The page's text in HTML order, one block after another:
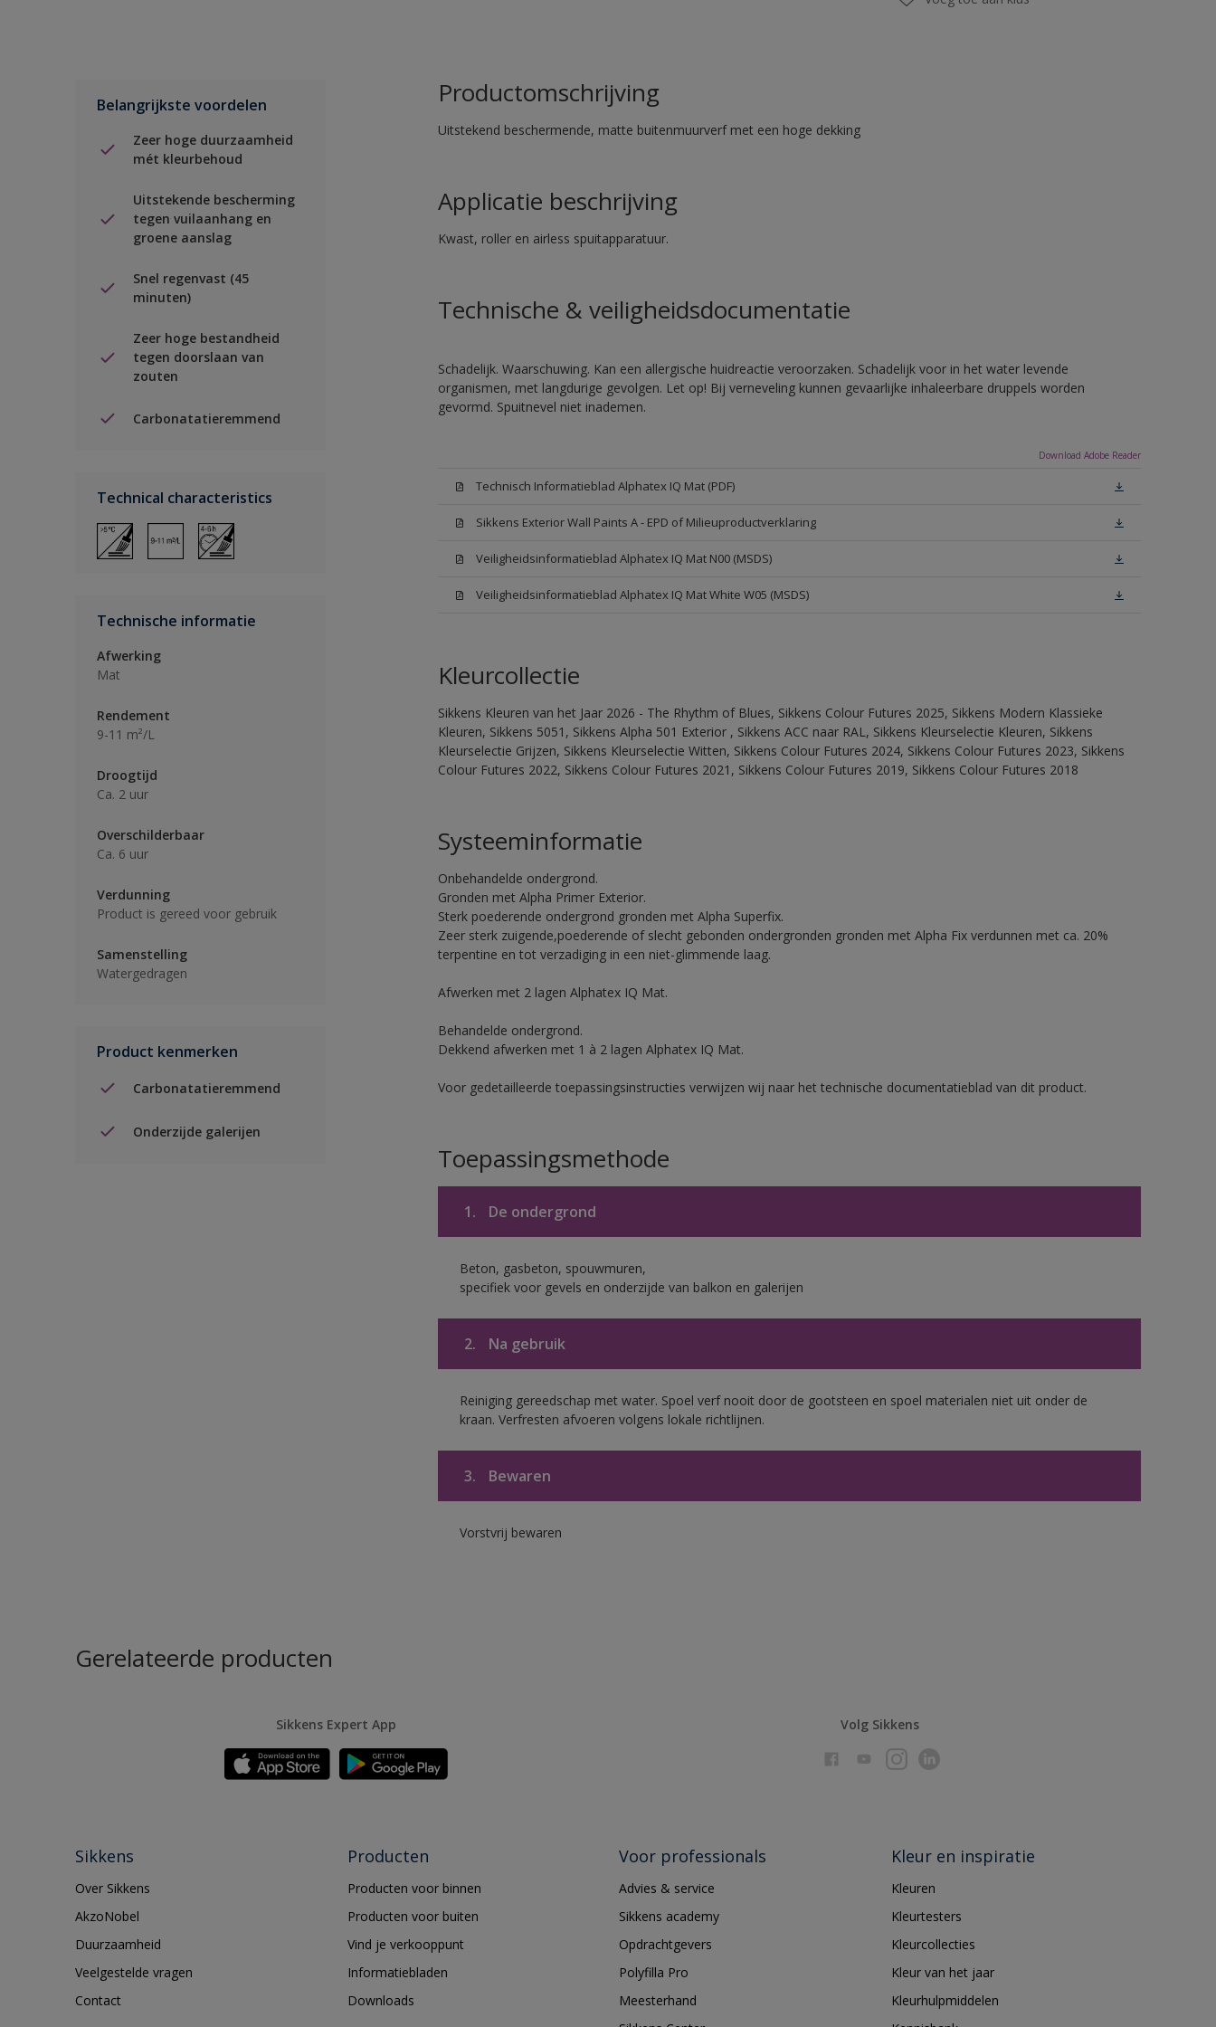
Belangrijkste voordelen
Zeer hoge duurzaamheid
mét kleurbehoud
Uitstekende bescherming
tegen vuilaanhang en
groene aanslag
Snel regenvast (45
minuten)
Zeer hoge bestandheid
tegen doorslaan van
zouten
Carbonatatieremmend
Technical characteristics
Technische informatie
Afwerking
Mat
Rendement
9-11 m²/L
Droogtijd
Ca. 2 uur
Overschilderbaar
Ca. 6 uur
Verdunning
Product is gereed voor gebruik
Samenstelling
Watergedragen
Product kenmerken
Carbonatatieremmend
Onderzijde galerijen
Productomschrijving
Uitstekend beschermende, matte buitenmuurverf met een hoge dekking
Applicatie beschrijving
Kwast, roller en airless spuitapparatuur.
Technische & veiligheidsdocumentatie
Schadelijk. Waarschuwing. Kan een allergische huidreactie veroorzaken. Schadelijk voor in het water levende
organismen, met langdurige gevolgen. Let op! Bij verneveling kunnen gevaarlijke inhaleerbare druppels worden
gevormd. Spuitnevel niet inademen.
Download Adobe Reader
Technisch Informatieblad Alphatex IQ Mat (PDF)
Sikkens Exterior Wall Paints A - EPD of Milieuproductverklaring
Veiligheidsinformatieblad Alphatex IQ Mat N00 (MSDS)
Veiligheidsinformatieblad Alphatex IQ Mat White W05 (MSDS)
Kleurcollectie
Sikkens Kleuren van het Jaar 2026 - The Rhythm of Blues, Sikkens Colour Futures 2025, Sikkens Modern Klassieke
Kleuren, Sikkens 5051, Sikkens Alpha 501 Exterior , Sikkens ACC naar RAL, Sikkens Kleurselectie Kleuren, Sikkens
Kleurselectie Grijzen, Sikkens Kleurselectie Witten, Sikkens Colour Futures 2024, Sikkens Colour Futures 2023, Sikkens
Colour Futures 2022, Sikkens Colour Futures 2021, Sikkens Colour Futures 2019, Sikkens Colour Futures 2018
Systeeminformatie
Onbehandelde ondergrond.
Gronden met Alpha Primer Exterior.
Sterk poederende ondergrond gronden met Alpha Superfix.
Zeer sterk zuigende,poederende of slecht gebonden ondergronden gronden met Alpha Fix verdunnen met ca. 20%
terpentine en tot verzadiging in een niet-glimmende laag.
Afwerken met 2 lagen Alphatex IQ Mat.
Behandelde ondergrond.
Dekkend afwerken met 1 à 2 lagen Alphatex IQ Mat.
Voor gedetailleerde toepassingsinstructies verwijzen wij naar het technische documentatieblad van dit product.
Toepassingsmethode
1. De ondergrond
Beton, gasbeton, spouwmuren,
specifiek voor gevels en onderzijde van balkon en galerijen
2. Na gebruik
Reiniging gereedschap met water. Spoel verf nooit door de gootsteen en spoel materialen niet uit onder de
kraan. Verfresten afvoeren volgens lokale richtlijnen.
3. Bewaren
Vorstvrij bewaren
Gerelateerde producten
Sikkens Expert App Volg Sikkens
Sikkens
Over Sikkens
AkzoNobel
Duurzaamheid
Veelgestelde vragen
Contact
Producten
Producten voor binnen
Producten voor buiten
Vind je verkooppunt
Informatiebladen
Downloads
Voor professionals
Advies & service
Sikkens academy
Opdrachtgevers
Polyfilla Pro
Meesterhand
Kleur en inspiratie
Kleuren
Kleurtesters
Kleurcollecties
Kleur van het jaar
Kleurhulpmiddelen